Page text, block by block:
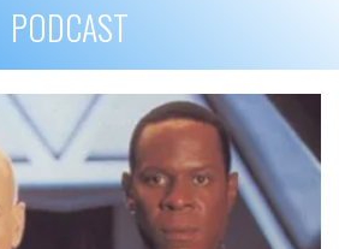
PODCAST